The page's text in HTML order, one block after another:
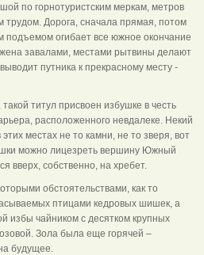
по горнотуристским меркам, метров
Дорога, сначала прямая, потом
подъемом огибает все южное окончание
завалами, местами рытвины делают
путника к прекрасному месту -
титул присвоен избушке в честь
расположенного невдалеке. Некий
местах не то камни, не то зверя, вот
можно лицезреть вершину Южный
вверх, собственно, на хребет.
обстоятельствами, как то
птицами кедровых шишек, а
избы чайником с десятком крупных
Зола была еще горячей –
будущее.